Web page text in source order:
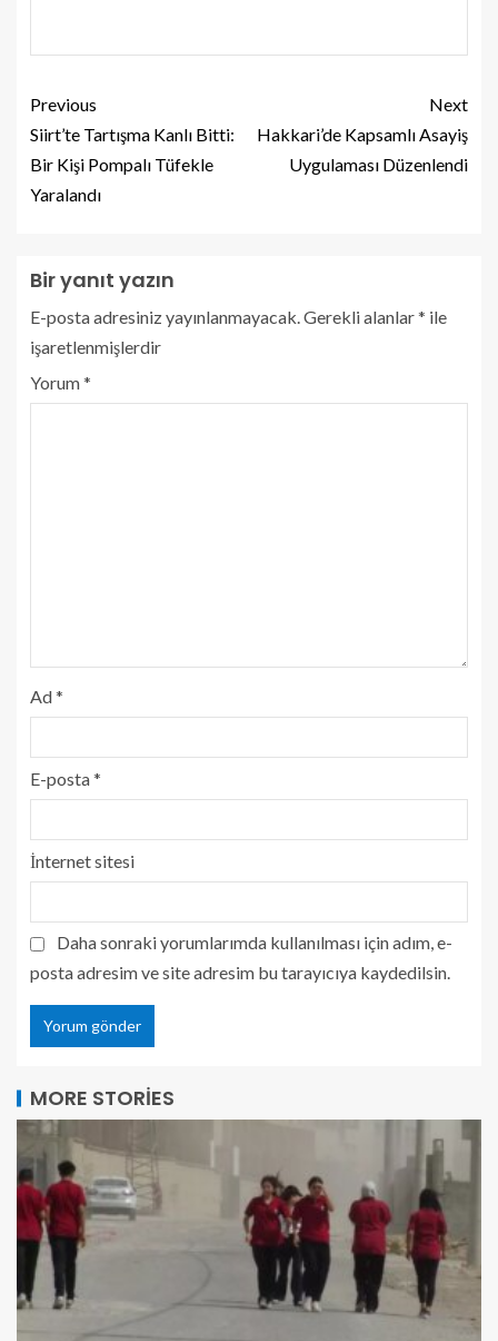
Previous
Siirt’te Tartışma Kanlı Bitti:
Bir Kişi Pompalı Tüfekle
Yaralandı
Next
Hakkari’de Kapsamlı Asayiş
Uygulaması Düzenlendi
Bir yanıt yazın
E-posta adresiniz yayınlanmayacak. Gerekli alanlar* ile
işaretlenmişlerdir
Yorum*
Ad*
E-posta*
İnternet sitesi
Daha sonraki yorumlarımda kullanılması için adım, e-
posta adresim ve site adresim bu tarayıcıya kaydedilsin.
MORE STORIES